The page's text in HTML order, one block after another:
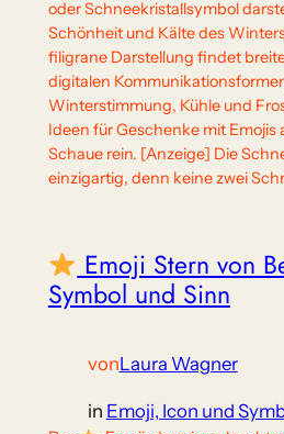
oder Schneekristallsymbol
Schönheit und Kälte des
filigrane Darstellung findet
digitalen
Winterstimmung, Kühle und
Ideen für Geschenke mit Emojis
Schaue rein. [Anzeige] Die
einzigartig, denn keine zwei
Emoji Stern von
Symbol und Sinn
vonLaura Wagner
in Emoji, Icon und